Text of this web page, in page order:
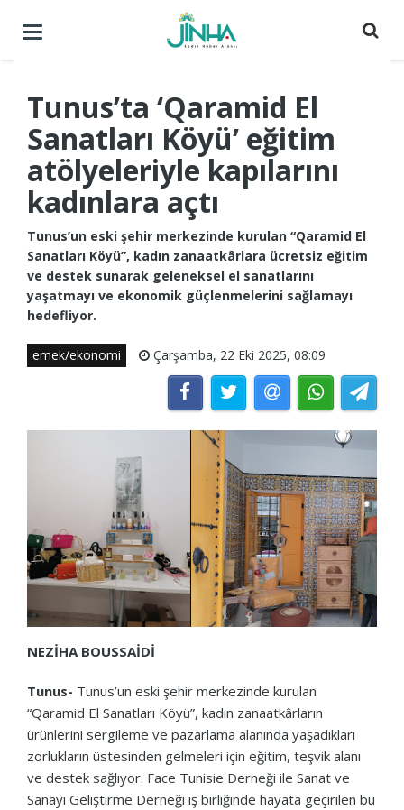
Menüyü
Tunus’ta ‘Qaramid El
Sanatları Köyü’ eğitim
atölyeleriyle kapılarını
kadınlara açtı
Tunus’un eski şehir merkezinde kurulan “Qaramid El
Sanatları Köyü”, kadın zanaatkârlara ücretsiz eğitim
ve destek sunarak geleneksel el sanatlarını
yaşatmayı ve ekonomik güçlenmelerini sağlamayı
hedefliyor.
emek/ekonomi Çarşamba, 22 Eki 2025, 08:09
NEZİHA BOUSSAİDİ
Tunus- Tunus’un eski şehir merkezinde kurulan
“Qaramid El Sanatları Köyü”, kadın zanaatkârların
ürünlerini sergileme ve pazarlama alanında yaşadıkları
zorlukların üstesinden gelmeleri için eğitim, teşvik alanı
ve destek sağlıyor. Face Tunisie Derneği ile Sanat ve
Sanayi Geliştirme Derneği iş birliğinde hayata geçirilen bu